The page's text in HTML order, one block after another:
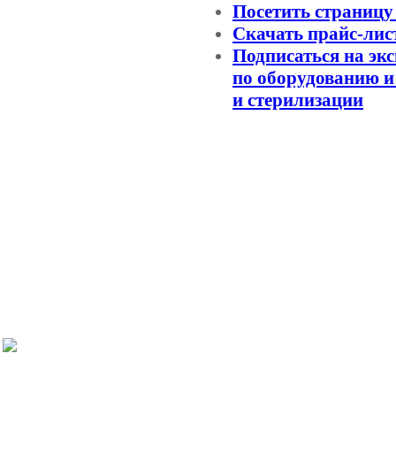
Посетить
Скачать прайс-
Подписаться на
по оборудованию
и стерилизации